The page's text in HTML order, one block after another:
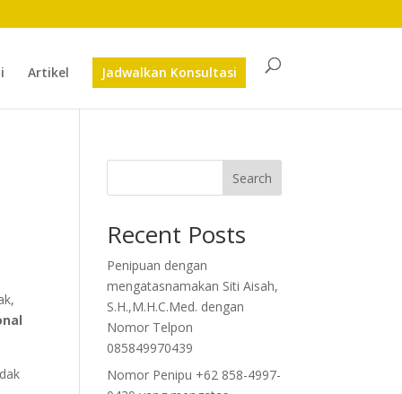
Artikel Jadwalkan Konsultasi
Search
Recent Posts
Penipuan dengan
mengatasnamakan Siti Aisah,
S.H.,M.H.C.Med. dengan
Nomor Telpon
085849970439
Nomor Penipu +62 858-4997-